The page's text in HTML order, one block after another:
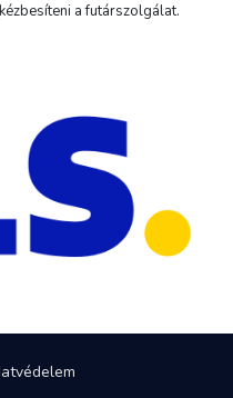
a futárszolgálat.